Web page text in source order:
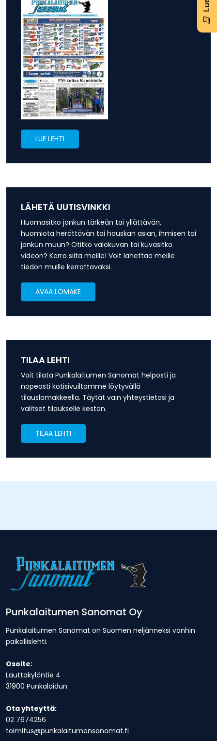
LUE LEHTI
LÄHETÄ UUTISVINKKI
Huomasitko jonkun tärkeän tai yllättävän,
huomiota herättävän tai hauskan asian, ihmisen tai
jonkun muun? Otitko valokuvan tai kuvasitko
videon? Kerro siitä meille! Voit lähettää meille
tiedon muille kerrottavaksi.
AVAA LOMAKE
TILAA LEHTI
Voit tilata Punkalaitumen Sanomat helposti ja
nopeasti kotisivuiltamme löytyvällä
tilauslomakkeella. Täytät vain yhteystietosi ja
valitset tilaukselle keston.
TILAA LEHTI
Punkalaitumen Sanomat Oy
Punkalaitumen Sanomat on Suomen neljänneksi vanhin
paikallislehti.
Osoite:
Lauttakyläntie 4
31900 Punkalaidun
Ota yhteyttä:
02 7674256
toimitus@punkalaitumensanomat.fi